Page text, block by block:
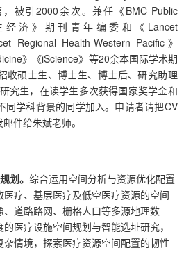
被引2000余次。兼任《BMC Public
经济》期刊青年编委和《Lancet
Regional Health-Western Pacific》
》《iScience》等20余本国际学术期
收硕士生、博士生、博士后、研究助理
究生，在读学生多次获得国家奖学金和
同学科背景的同学加入。申请者请把CV
件给朱斌老师。
划。综合运用空间分析与资源优化配置
疗、基层医疗及低空医疗资源的空间
道路路网、栅格人口等多源地理数
医疗设施空间规划与智能选址研究，
情境，探索医疗资源空间配置的韧性